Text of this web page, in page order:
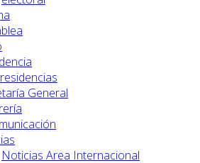
General
Noticias Area Internacional